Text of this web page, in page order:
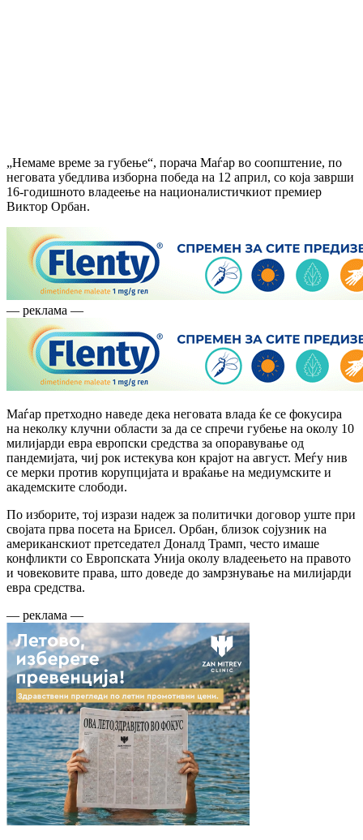
„Немаме време за губење“, порача Маѓар во соопштение, по
неговата убедлива изборна победа на 12 април, со која заврши
16-годишното владеење на националистичкиот премиер
Виктор Орбан.
— реклама —
Маѓар претходно наведе дека неговата влада ќе се фокусира
на неколку клучни области за да се спречи губење на околу 10
милијарди евра европски средства за опоравување од
пандемијата, чиј рок истекува кон крајот на август. Меѓу нив
се мерки против корупцијата и враќање на медиумските и
академските слободи.
По изборите, тој изрази надеж за политички договор уште при
својата прва посета на Брисел. Орбан, близок сојузник на
американскиот претседател Доналд Трамп, често имаше
конфликти со Европската Унија околу владеењето на правото
и човековите права, што доведе до замрзнување на милијарди
евра средства.
— реклама —